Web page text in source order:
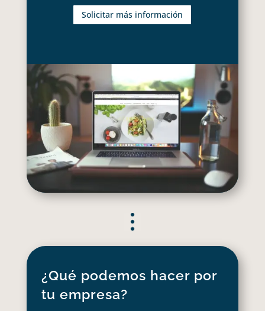
Solicitar más información
¿Qué podemos hacer por
tu empresa?